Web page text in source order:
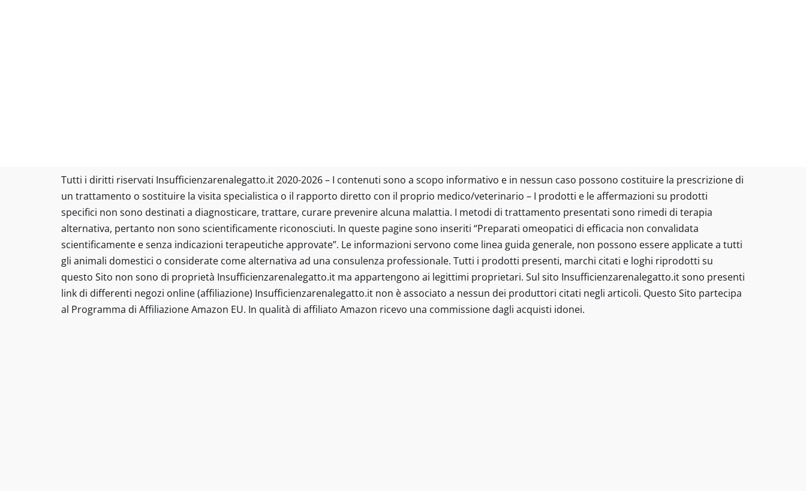
Tutti i diritti riservati Insufficienzarenalegatto.it 2020-2026 – I contenuti sono a scopo informativo e in nessun caso possono costituire la prescrizione di
un trattamento o sostituire la visita specialistica o il rapporto diretto con il proprio medico/veterinario – I prodotti e le affermazioni su prodotti
specifici non sono destinati a diagnosticare, trattare, curare prevenire alcuna malattia. I metodi di trattamento presentati sono rimedi di terapia
alternativa, pertanto non sono scientificamente riconosciuti. In queste pagine sono inseriti “Preparati omeopatici di efficacia non convalidata
scientificamente e senza indicazioni terapeutiche approvate”. Le informazioni servono come linea guida generale, non possono essere applicate a tutti
gli animali domestici o considerate come alternativa ad una consulenza professionale. Tutti i prodotti presenti, marchi citati e loghi riprodotti su
questo Sito non sono di proprietà Insufficienzarenalegatto.it ma appartengono ai legittimi proprietari. Sul sito Insufficienzarenalegatto.it sono presenti
link di differenti negozi online (affiliazione) Insufficienzarenalegatto.it non è associato a nessun dei produttori citati negli articoli. Questo Sito partecipa
al Programma di Affiliazione Amazon EU. In qualità di affiliato Amazon ricevo una commissione dagli acquisti idonei.